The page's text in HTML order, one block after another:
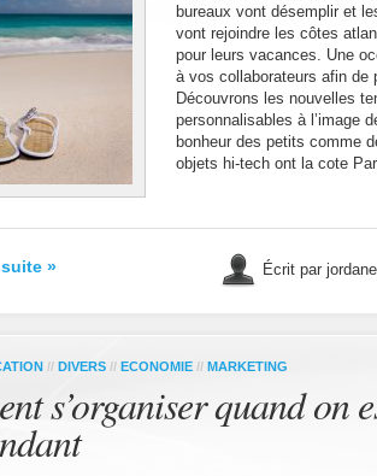
bureaux vont désemplir et
vont rejoindre les côtes
pour leurs vacances. Une
à vos collaborateurs afin de
Découvrons les nouvelles
personnalisables à l’image
bonheur des petits comme
objets hi-tech ont la cote
» Écrit par
// DIVERS // ECONOMIE // MARKETING
s’organiser quand on